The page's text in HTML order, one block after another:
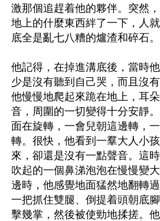
激那個追趕着他的夥伴。突然
地上的什麼東西絆了一下，人
底全是亂七八糟的爐渣和碎石。
他記得，在掉進溝底後，當時
少是沒有聽到自己哭，而且沒
他慢慢地爬起來跪在地上，耳
音，周圍的一切變得十分安靜
面在旋轉，一會兒朝這邊轉，
轉。很快，他看到一羣大人小
來，卻還是沒有一點聲音。這
吹起的一個鼻涕泡泡在慢慢變
邊時，他感覺地面猛然地翻轉
一把抓住雙腿、倒提着頭朝底
擊幾掌，然後被使勁地揉搓。